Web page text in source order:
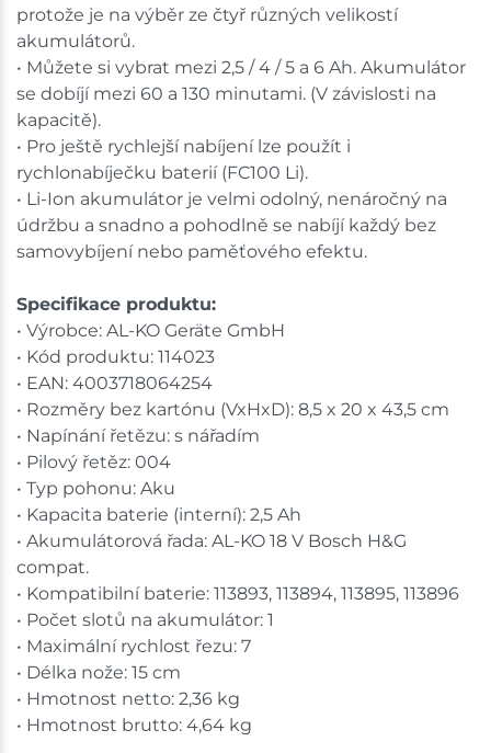
protože je na výběr ze čtyř různých velikostí
akumulátorů.
• Můžete si vybrat mezi 2,5 / 4 / 5 a 6 Ah. Akumulátor
se dobíjí mezi 60 a 130 minutami. (V závislosti na
kapacitě).
• Pro ještě rychlejší nabíjení lze použít i
rychlonabíječku baterií (FC100 Li).
• Li-Ion akumulátor je velmi odolný, nenáročný na
údržbu a snadno a pohodlně se nabíjí každý bez
samovybíjení nebo paměťového efektu.
Specifikace produktu:
• Výrobce: AL-KO Geräte GmbH
• Kód produktu: 114023
• EAN: 4003718064254
• Rozměry bez kartónu (VxHxD): 8,5 x 20 x 43,5 cm
• Napínání řetězu: s nářadím
• Pilový řetěz: 004
• Typ pohonu: Aku
• Kapacita baterie (interní): 2,5 Ah
• Akumulátorová řada: AL-KO 18 V Bosch H&G
compat.
• Kompatibilní baterie: 113893, 113894, 113895, 113896
• Počet slotů na akumulátor: 1
• Maximální rychlost řezu: 7
• Délka nože: 15 cm
• Hmotnost netto: 2,36 kg
• Hmotnost brutto: 4,64 kg